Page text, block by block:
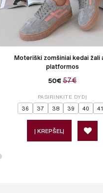
Moteriški zomšiniai kedai žali
platformos
50€ 57€
PASIRINKITE DYDĮ
36 37 38 39 40 41
Į KREPŠELĮ